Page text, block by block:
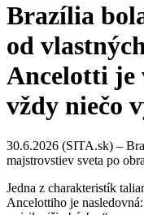
Brazília
od
Ancelotti je
vždy niečo
30.6.2026 (SITA.sk) –
majstrovstiev sveta po
Jedna z charakteristík
Ancelottiho je nasledovná: